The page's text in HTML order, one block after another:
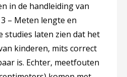
in de handleiding van
– Meten lengte en
studies laten zien dat het
kinderen, mits correct
is. Echter, meetfouten